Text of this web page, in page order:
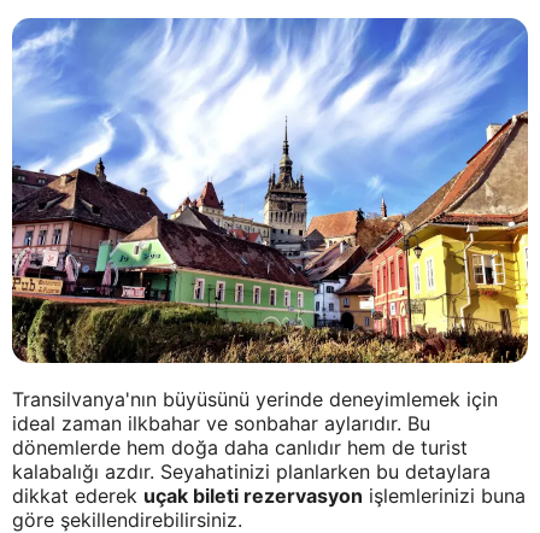
Transilvanya'nın büyüsünü yerinde deneyimlemek için
ideal zaman ilkbahar ve sonbahar aylarıdır. Bu
dönemlerde hem doğa daha canlıdır hem de turist
kalabalığı azdır. Seyahatinizi planlarken bu detaylara
dikkat ederek uçak bileti rezervasyon işlemlerinizi buna
göre şekillendirebilirsiniz.